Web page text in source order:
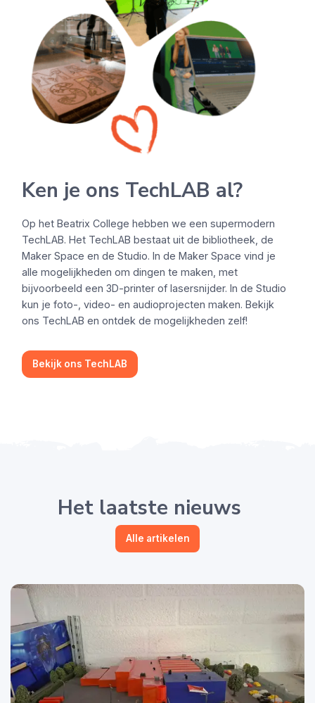
Ken je ons TechLAB al?
Op het Beatrix College hebben we een supermodern
TechLAB. Het TechLAB bestaat uit de bibliotheek, de
Maker Space en de Studio. In de Maker Space vind je
alle mogelijkheden om dingen te maken, met
bijvoorbeeld een 3D-printer of lasersnijder. In de Studio
kun je foto-, video- en audioprojecten maken. Bekijk
ons TechLAB en ontdek de mogelijkheden zelf!
Bekijk ons TechLAB
Het laatste nieuws
Alle artikelen